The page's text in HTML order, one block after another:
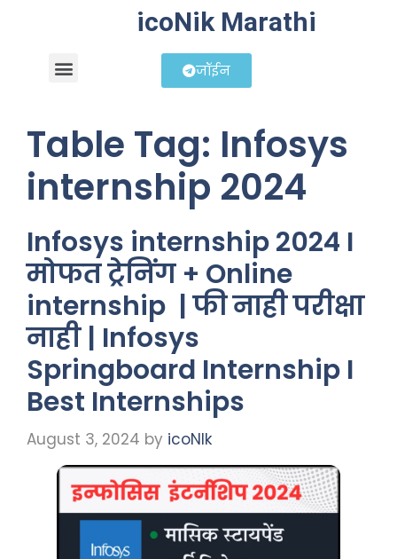
icoNik Marathi
जॉईन
Table Tag: Infosys
internship 2024
Infosys internship 2024 I
मोफत ट्रेनिंग + Online
internship | फी नाही परीक्षा
नाही | Infosys
Springboard Internship I
Best Internships
August 3, 2024 by icoNIk